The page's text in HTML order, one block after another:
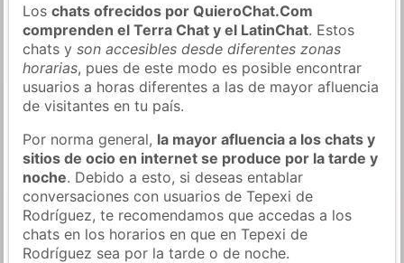
Loschats ofrecidos por QuieroChat.Com
comprenden el Terra Chat y el LatinChat. Estos
chats yson accesibles desde diferentes zonas
horarias, pues de este modo es posible encontrar
usuarios a horas diferentes a las de mayor afluencia
de visitantes en tu país.
Por norma general, la mayor afluencia a los chats y
sitios de ocio en internet se produce por la tarde y
noche. Debido a esto, si deseas entablar
conversaciones con usuarios de Tepexi de
Rodríguez, te recomendamos que accedas a los
chats en los horarios en que en Tepexi de
Rodríguez sea por la tarde o de noche.